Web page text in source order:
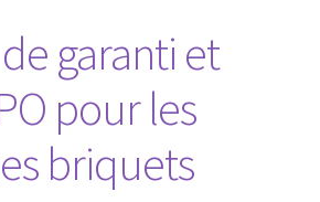
garanti et
pour les
briquets